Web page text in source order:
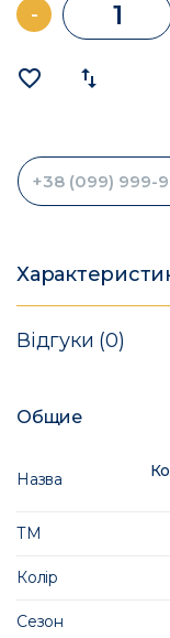
-
favorite_border import_export
Відгуки (0)
Общие
Назва
ТМ
Колір
Сезон